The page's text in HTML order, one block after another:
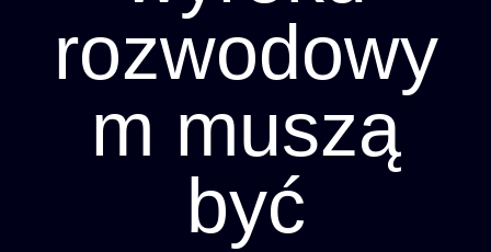
rozwodowy
m muszą
być